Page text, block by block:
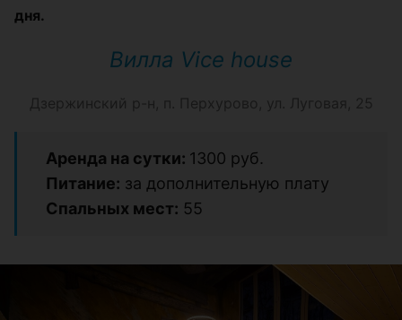
дня.
Вилла Vice house
Дзержинский р-н, п. Перхурово, ул. Луговая, 25
Аренда на сутки: 1300 руб.
Питание: за дополнительную плату
Спальных мест: 55